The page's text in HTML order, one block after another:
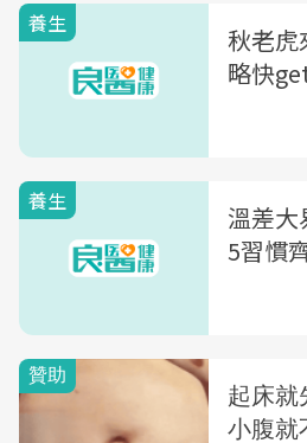
養生
秋老
略快
養生
溫差
5習慣